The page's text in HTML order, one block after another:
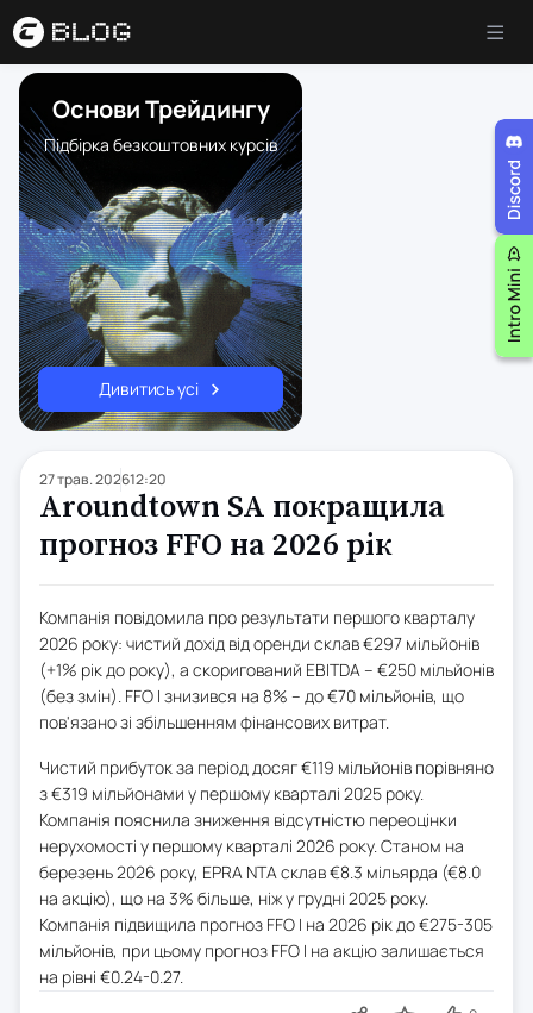
Основи Трейдингу
Підбірка безкоштовних курсів
Дивитись усі
27 трав. 202612:20
Aroundtown SA покращила
прогноз FFO на 2026 рік
Компанія повідомила про результати першого кварталу
2026 року: чистий дохід від оренди склав €297 мільйонів
(+1% рік до року), а скоригований EBITDA – €250 мільйонів
(без змін). FFO I знизився на 8% – до €70 мільйонів, що
пов'язано зі збільшенням фінансових витрат.
Чистий прибуток за період досяг €119 мільйонів порівняно
з €319 мільйонами у першому кварталі 2025 року.
Компанія пояснила зниження відсутністю переоцінки
нерухомості у першому кварталі 2026 року. Станом на
березень 2026 року, EPRA NTA склав €8.3 мільярда (€8.0
на акцію), що на 3% більше, ніж у грудні 2025 року.
Компанія підвищила прогноз FFO I на 2026 рік до €275-305
мільйонів, при цьому прогноз FFO I на акцію залишається
на рівні €0.24-0.27.